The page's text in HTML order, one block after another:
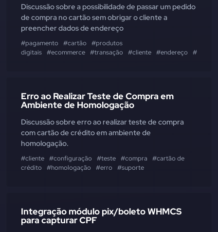
Discussão sobre a possibilidade de passar um pedido
de compra no cartão sem obrigar o cliente a
preencher dados de endereço
#pagamento #cartão
#produtos
digitais #ecommerce #transação #cliente #endereço #dados
Erro ao Realizar Teste de Compra em
Ambiente de Homologação
Discussão sobre erro ao realizar teste de compra
com cartão de crédito em ambiente de
homologação.
#cliente #configuração #teste #compra
#cartão de
crédito
#homologação #erro #suporte
Integração módulo pix/boleto WHMCS
para capturar CPF